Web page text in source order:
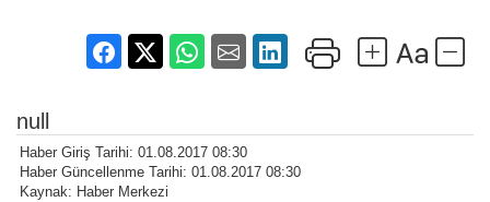
null
Haber Giriş Tarihi: 01.08.2017 08:30
Haber Güncellenme Tarihi: 01.08.2017 08:30
Kaynak: Haber Merkezi